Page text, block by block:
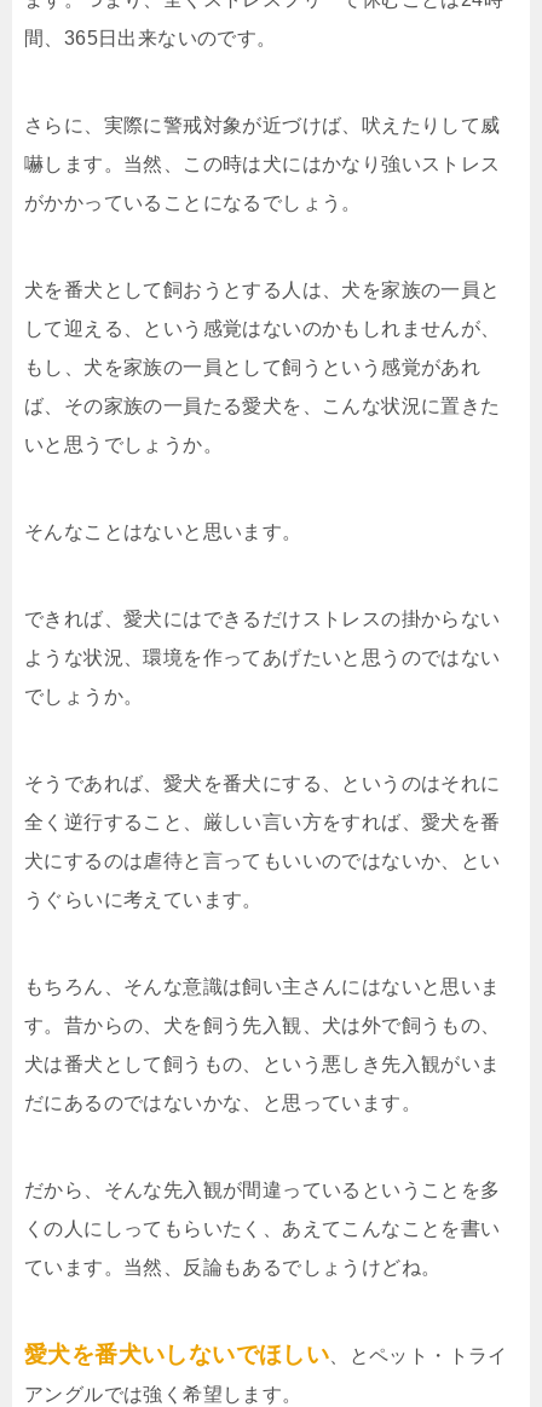
間、365日出来ないのです。
さらに、実際に警戒対象が近づけば、吠えたりして威
嚇します。当然、この時は犬にはかなり強いストレス
がかかっていることになるでしょう。
犬を番犬として飼おうとする人は、犬を家族の一員と
して迎える、という感覚はないのかもしれませんが、
もし、犬を家族の一員として飼うという感覚があれ
ば、その家族の一員たる愛犬を、こんな状況に置きた
いと思うでしょうか。
そんなことはないと思います。
できれば、愛犬にはできるだけストレスの掛からない
ような状況、環境を作ってあげたいと思うのではない
でしょうか。
そうであれば、愛犬を番犬にする、というのはそれに
全く逆行すること、厳しい言い方をすれば、愛犬を番
犬にするのは虐待と言ってもいいのではないか、とい
うぐらいに考えています。
もちろん、そんな意識は飼い主さんにはないと思いま
す。昔からの、犬を飼う先入観、犬は外で飼うもの、
犬は番犬として飼うもの、という悪しき先入観がいま
だにあるのではないかな、と思っています。
だから、そんな先入観が間違っているということを多
くの人にしってもらいたく、あえてこんなことを書い
ています。当然、反論もあるでしょうけどね。
愛犬を番犬いしないでほしい 、とペット・トライ
アングルでは強く希望します。